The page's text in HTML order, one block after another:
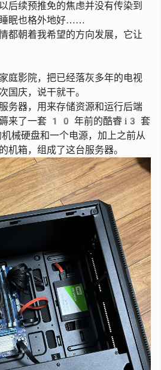
后续预推免的焦虑并没有传染到
眠也格外地好……
都朝着我希望的方向发展，它让
庭影院，把已经落灰多年的电视
国庆，说干就干。
务器，用来存储资源和运行后端
薅来了一套 10 年前的酷睿 i3 套
械硬盘和一个电源，加上之前从
机箱，组成了这台服务器。